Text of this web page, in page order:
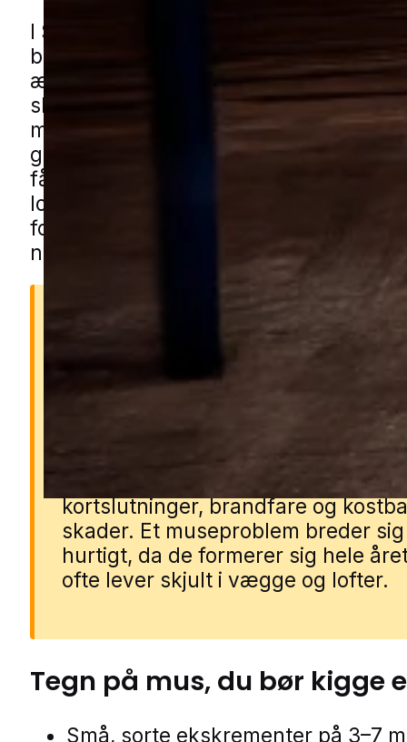
I Store Heddinge ses udfordringerne
blandede boligområder med både nye
ældre huse, på stille villaveje og
skure, garager, carporte og
med hække, buskads og kompost kan
give gode skjulesteder tæt på boligen.
få musehjælp i Store Heddinge
lokale partnere. Udfyld formularen, så
forbinder vi dig med en specialist fra
nærområdet.
Derfor er mus farlige
Mus kan sprede bakterier og
gennem deres urin, ekskrementer
pels. De gnaver i ledninger,
materialer, hvilket kan føre til
kortslutninger, brandfare og
skader. Et museproblem breder sig
hurtigt, da de formerer sig hele
ofte lever skjult i vægge og lofter.
Tegn på mus, du bør kigge
Små, sorte ekskrementer på 3–7